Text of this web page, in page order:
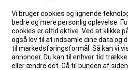
Vi bruger cookies og lignende
bedre og mere personlig oplevelse.
cookies er altid aktive. Ved at klikke
også lov til at indsamle dine data og
til markedsføringsformål. Så kan vi
annoncer. Du kan til enhver tid
eller ændre det. Gå til bunden af siden